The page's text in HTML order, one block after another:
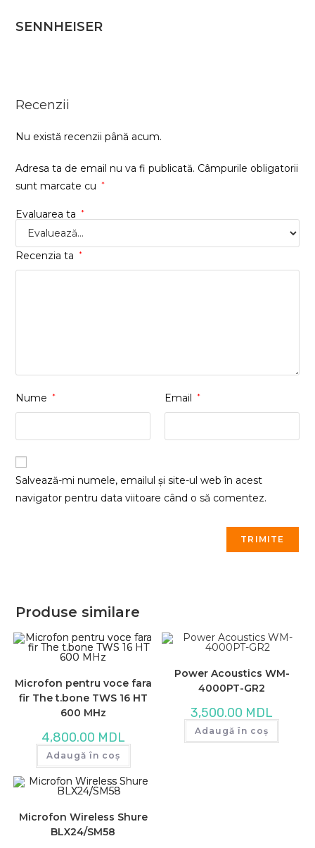
SENNHEISER
Recenzii
Nu există recenzii până acum.
Adresa ta de email nu va fi publicată. Câmpurile obligatorii
sunt marcate cu
*
Evaluarea ta *
Recenzia ta *
Nume * Email *
Salvează-mi numele, emailul și site-ul web în acest
navigator pentru data viitoare când o să comentez.
Produse similare
Microfon pentru voce fara
fir The t.bone TWS 16 HT
600 MHz
4,800.00 MDL
Adaugă în coș
Power Acoustics WM-
4000PT-GR2
3,500.00 MDL
Adaugă în coș
Microfon Wireless Shure
BLX24/SM58